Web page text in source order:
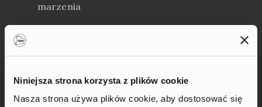
Niniejsza strona korzysta z plików cookie
Nasza strona używa plików cookie, aby dostosować się
marzenia
Szkoła w Holandii: jak wygląda holenderski
system edukacji